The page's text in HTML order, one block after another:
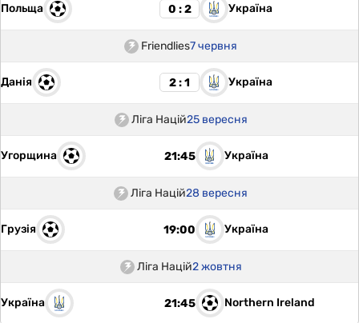
Польща 0 : 2 Україна
Friendlies7 червня
Данія 2 : 1 Україна
Ліга Націй25 вересня
Угорщина 21:45 Україна
Ліга Націй28 вересня
Грузія 19:00 Україна
Ліга Націй2 жовтня
Україна 21:45 Northern Ireland